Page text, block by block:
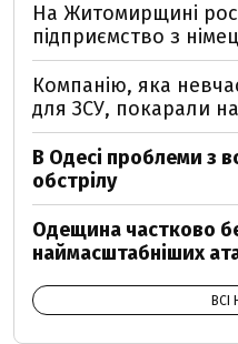
На Житомирщині
підприємство з
Компанію, яка
для ЗСУ, покарали
В Одесі проблеми з
обстрілу
Одещина частково
наймасштабніших